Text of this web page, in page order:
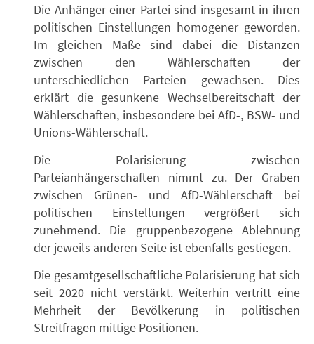
Die Anhänger einer Partei sind insgesamt in ihren
politischen Einstellungen homogener geworden.
Im gleichen Maße sind dabei die Distanzen
zwischen den Wählerschaften der
unterschiedlichen Parteien gewachsen. Dies
erklärt die gesunkene Wechselbereitschaft der
Wählerschaften, insbesondere bei AfD-, BSW- und
Unions-Wählerschaft.
Die Polarisierung zwischen
Parteianhängerschaften nimmt zu. Der Graben
zwischen Grünen- und AfD-Wählerschaft bei
politischen Einstellungen vergrößert sich
zunehmend. Die gruppenbezogene Ablehnung
der jeweils anderen Seite ist ebenfalls gestiegen.
Die gesamtgesellschaftliche Polarisierung hat sich
seit 2020 nicht verstärkt. Weiterhin vertritt eine
Mehrheit der Bevölkerung in politischen
Streitfragen mittige Positionen.